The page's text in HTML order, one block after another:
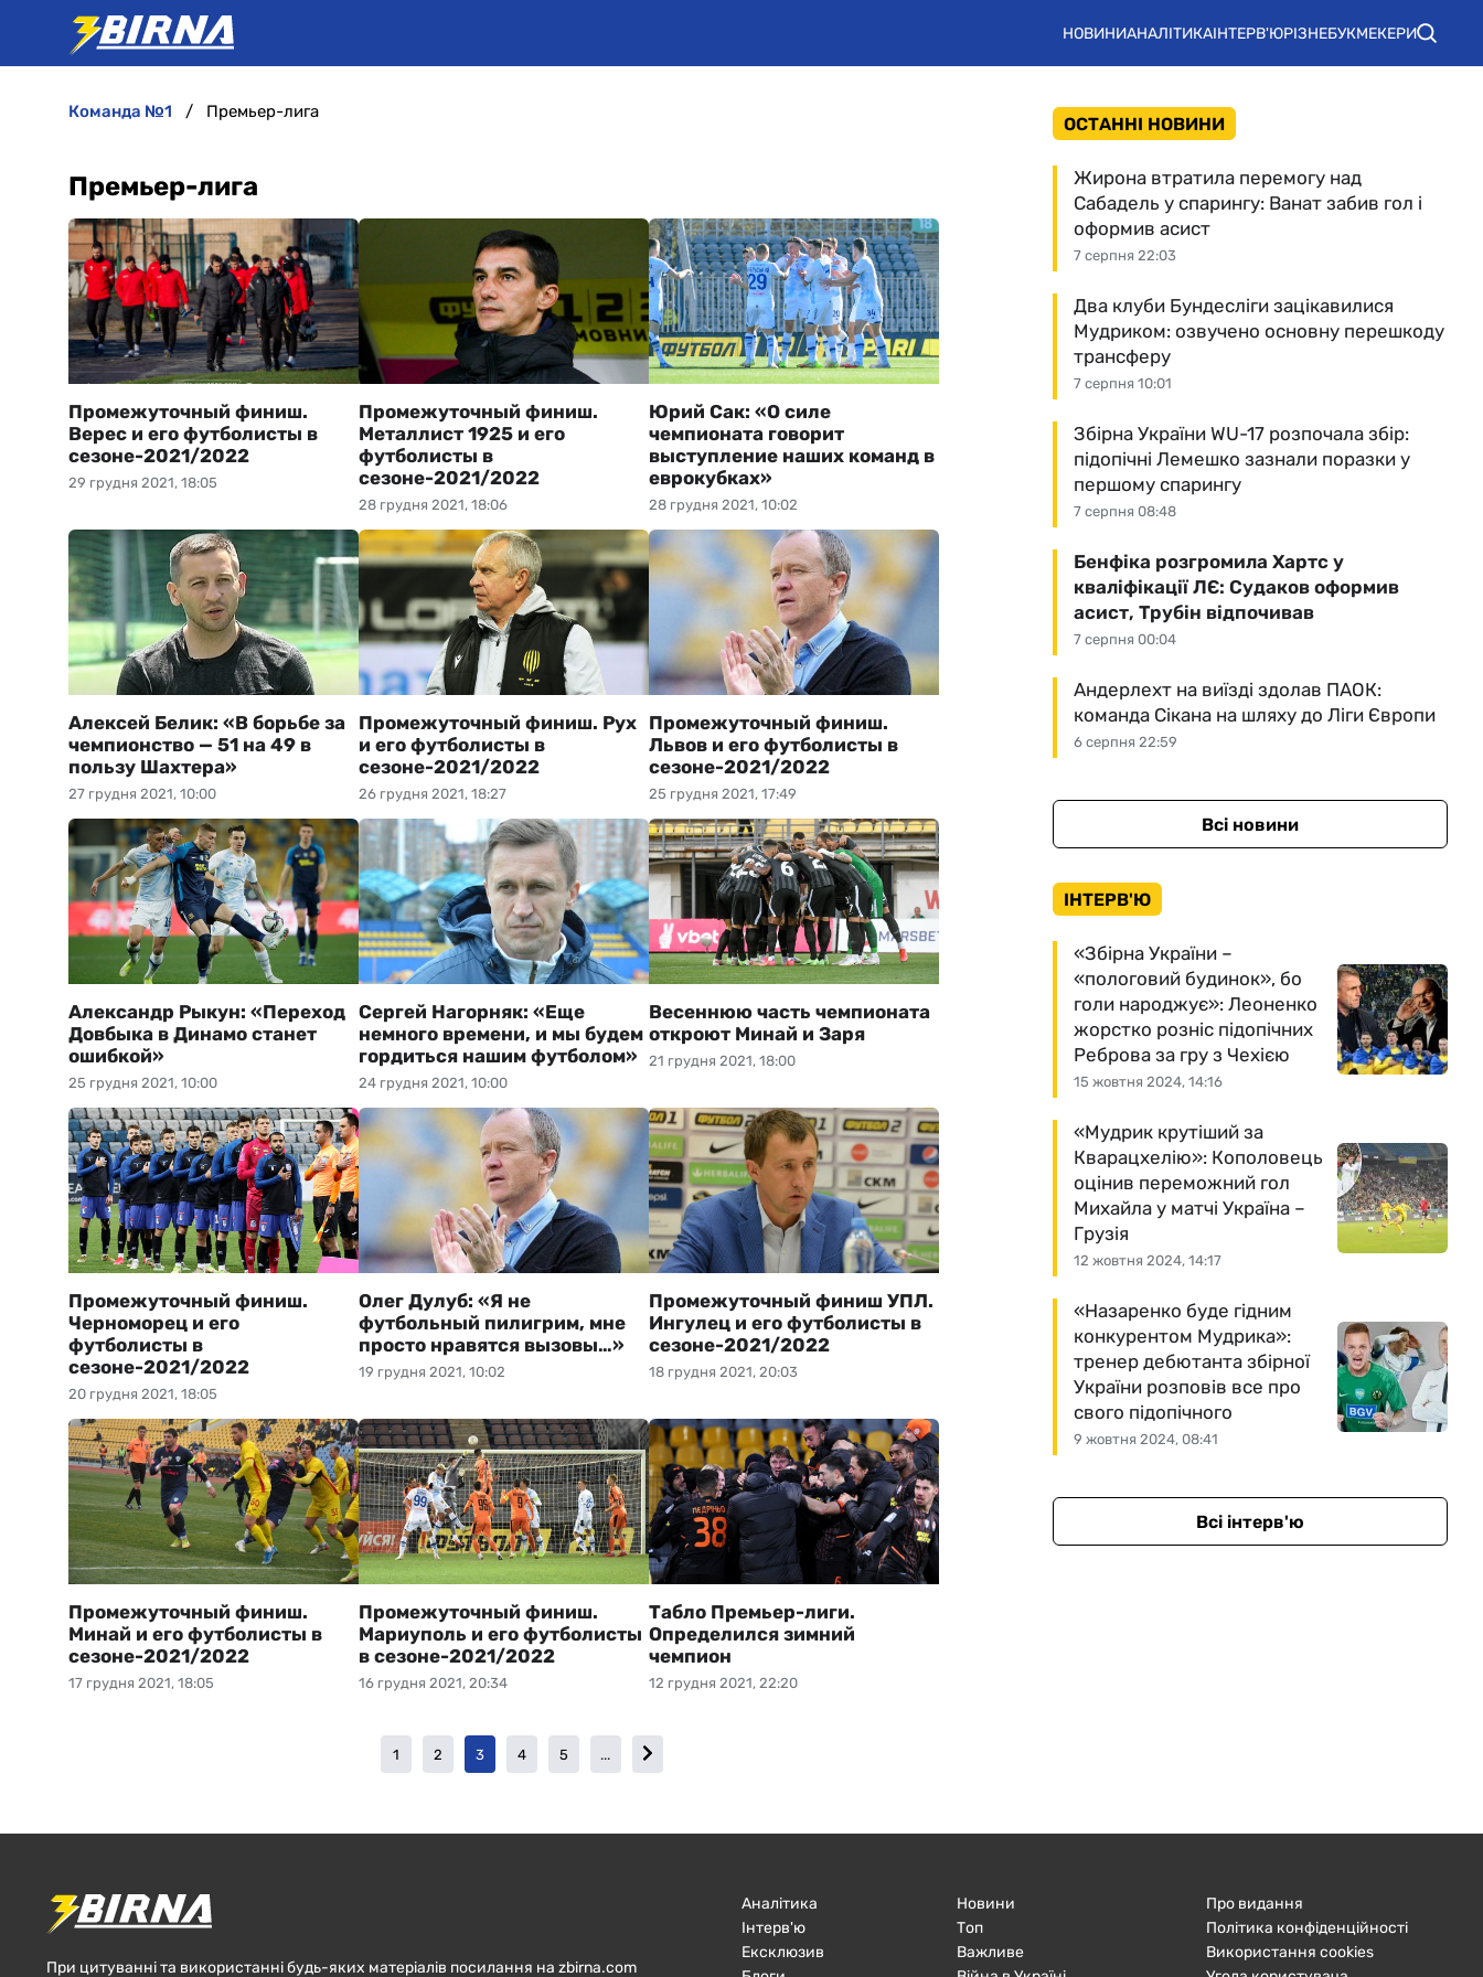
НОВИНИАНАЛІТИКАІНТЕРВ'ЮРІЗНЕБУКМЕКЕРИ
команда №1 Премьер-лига
Премьер-лига
29 грудня 2021, 18:05
Промежуточный финиш.
Верес и его футболисты в
сезоне-2021/2022
28 грудня 2021, 18:06
Промежуточный финиш.
Металлист 1925 и его
футболисты в
сезоне-2021/2022
28 грудня 2021, 10:02
Юрий Сак: «О силе
чемпионата говорит
выступление наших команд в
еврокубках»
27 грудня 2021, 10:00
Алексей Белик: «В борьбе за
чемпионство — 51 на 49 в
пользу Шахтера»
26 грудня 2021, 18:27
Промежуточный финиш. Рух
и его футболисты в
сезоне-2021/2022
25 грудня 2021, 17:49
Промежуточный финиш.
Львов и его футболисты в
сезоне-2021/2022
25 грудня 2021, 10:00
Александр Рыкун: «Переход
Довбыка в Динамо станет
ошибкой»
24 грудня 2021, 10:00
Сергей Нагорняк: «Еще
немного времени, и мы будем
гордиться нашим футболом»
21 грудня 2021, 18:00
Весеннюю часть чемпионата
откроют Минай и Заря
20 грудня 2021, 18:05
Промежуточный финиш.
Черноморец и его
футболисты в
сезоне-2021/2022
19 грудня 2021, 10:02
Олег Дулуб: «Я не
футбольный пилигрим, мне
просто нравятся вызовы…»
18 грудня 2021, 20:03
Промежуточный финиш УПЛ.
Ингулец и его футболисты в
сезоне-2021/2022
17 грудня 2021, 18:05
Промежуточный финиш.
Минай и его футболисты в
сезоне-2021/2022
16 грудня 2021, 20:34
Промежуточный финиш.
Мариуполь и его футболисты
в сезоне-2021/2022
12 грудня 2021, 22:20
Табло Премьер-лиги.
Определился зимний
чемпион
1 2 3 4 5 ...
ОСТАННІ НОВИНИ
7 серпня 22:03
Жирона втратила перемогу над
Сабадель у спарингу: Ванат забив гол і
оформив асист
7 серпня 10:01
Два клуби Бундесліги зацікавилися
Мудриком: озвучено основну перешкоду
трансферу
7 серпня 08:48
Збірна України WU-17 розпочала збір:
підопічні Лемешко зазнали поразки у
першому спарингу
7 серпня 00:04
Бенфіка розгромила Хартс у
кваліфікації ЛЄ: Судаков оформив
асист, Трубін відпочивав
6 серпня 22:59
Андерлехт на виїзді здолав ПАОК:
команда Сікана на шляху до Ліги Європи
Всі новини
ІНТЕРВ'Ю
15 жовтня 2024, 14:16
«Збірна України –
«пологовий будинок», бо
голи народжує»: Леоненко
жорстко розніс підопічних
Реброва за гру з Чехією
12 жовтня 2024, 14:17
«Мудрик крутіший за
Кварацхелію»: Кополовець
оцінив переможний гол
Михайла у матчі Україна –
Грузія
9 жовтня 2024, 08:41
«Назаренко буде гідним
конкурентом Мудрика»:
тренер дебютанта збірної
України розповів все про
свого підопічного
Всі інтерв'ю
При цитуванні та використанні будь-яких матеріалів посилання на zbirna.com
Аналітика
Інтерв'ю
Ексклюзив
Новини
Топ
Важливе
Про видання
Політика конфіденційності
Використання cookies